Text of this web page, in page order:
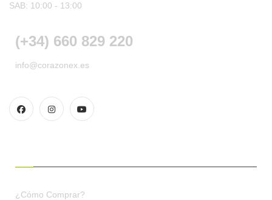
SAB: 10:00 - 13:00
(+34) 660 829 220
info@corazonex.es
¿Cómo Comprar?